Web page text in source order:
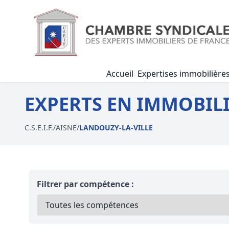
Accueil Expertises immobilières
EXPERTS EN
C.S.E.I.F./AISNE/LANDOUZY-LA-VILLE
Filtrer par compétence :